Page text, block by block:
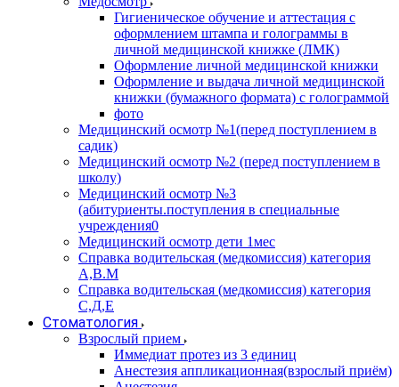
Гигиеническое обучение и аттестация с
оформлением штампа и голограммы в
личной медицинской книжке (ЛМК)
Оформление личной медицинской книжки
Оформление и выдача личной медицинской
книжки (бумажного формата) с голограммой
фото
Медицинский осмотр №1(перед поступлением в
садик)
Медицинский осмотр №2 (перед поступлением в
школу)
Медицинский осмотр №3
(абитуриенты.поступления в специальные
учреждения0
Медицинский осмотр дети 1мес
Справка водительская (медкомиссия) категория
А,В.М
Справка водительская (медкомиссия) категория
С,Д,Е
Стоматология
Взрослый прием
Иммедиат протез из 3 единиц
Анестезия аппликационная(взрослый приём)